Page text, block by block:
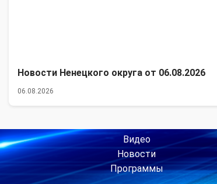
Новости Ненецкого округа от 06.08.2026
06.08.2026
Видео
Новости
Программы